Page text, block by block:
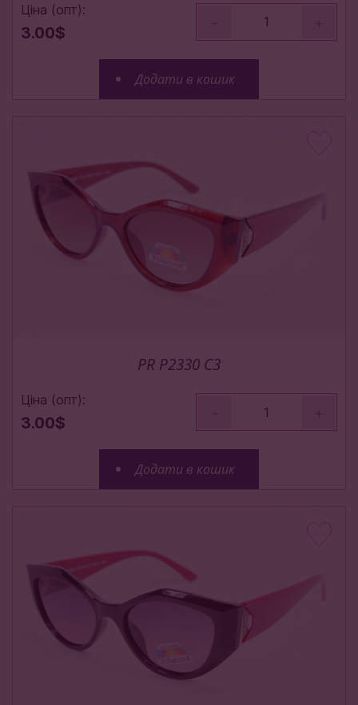
Ціна (опт):
3.00$
- +
Додати в кошик
PR P2330 C3
Ціна (опт):
3.00$
- +
Додати в кошик